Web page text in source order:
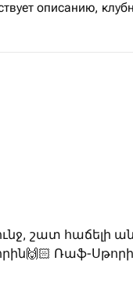
описанию,
շատ հաճելի
Ռաֆ-